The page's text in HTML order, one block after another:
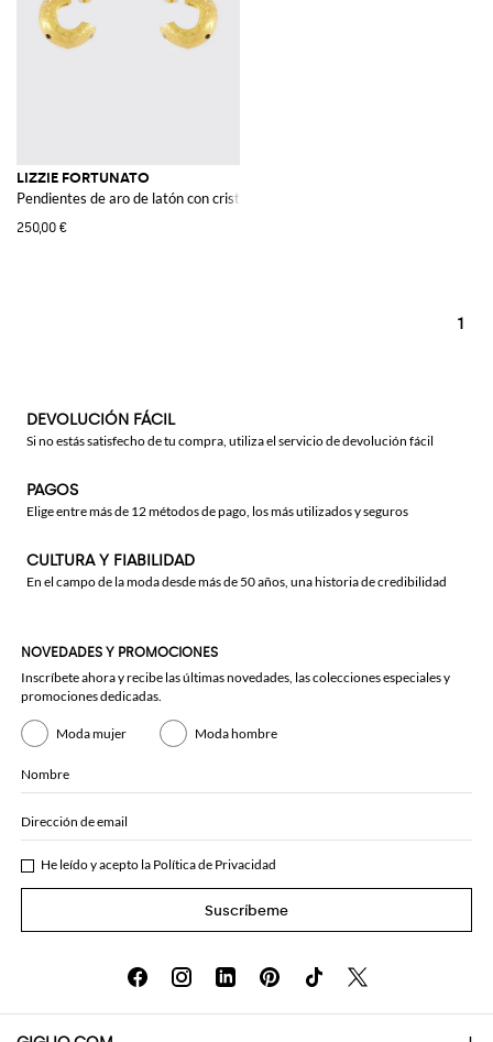
LIZZIE FORTUNATO
Pendientes de aro de latón con cristales aplicados
250,00 €
1
DEVOLUCIÓN FÁCIL
Si no estás satisfecho de tu compra, utiliza el servicio de devolución fácil
PAGOS
Elige entre más de 12 métodos de pago, los más utilizados y seguros
CULTURA Y FIABILIDAD
En el campo de la moda desde más de 50 años, una historia de credibilidad
NOVEDADES Y PROMOCIONES
Inscríbete ahora y recibe las últimas novedades, las colecciones especiales y
promociones dedicadas.
Moda mujer Moda hombre
Nombre
Dirección de email
He leído y acepto la Política de Privacidad
Suscríbeme